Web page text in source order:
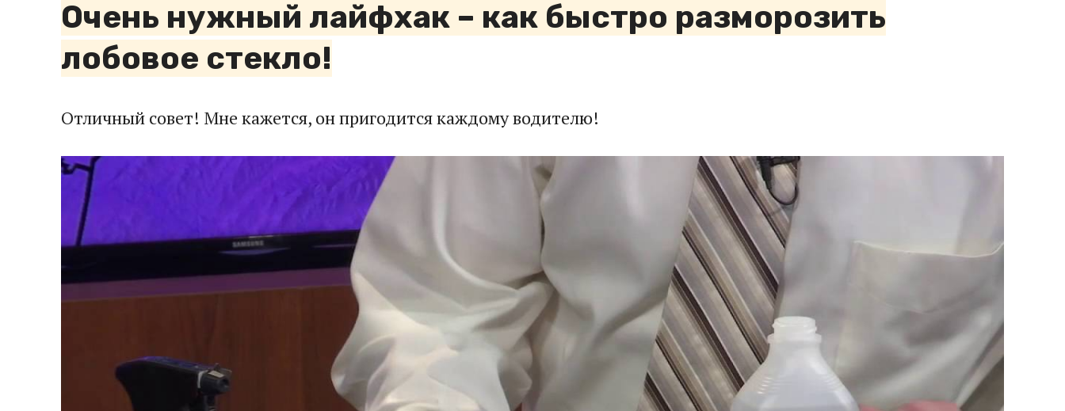
Очень нужный лайфхак – как быстро разморозить
лобовое стекло!
Отличный совет! Мне кажется, он пригодится каждому водителю!